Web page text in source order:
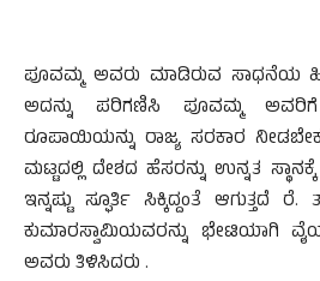
ಪೂವಮ್ಮ ಅವರು ಮಾಡಿರುವ ಸಾಧನೆಯ
ಅದನ್ನು ಪರಿಗಣಿಸಿ ಪೂವಮ್ಮ
ರೂಪಾಯಿಯನ್ನು ರಾಜ್ಯ ಸರಕಾರ
ಮಟ್ಟದಲ್ಲಿ ದೇಶದ ಹೆಸರನ್ನು ಉನ್ನತ
ಇನ್ನಷ್ಟು ಸ್ಫೂರ್ತಿ ಸಿಕ್ಕಿದ್ದಂತೆ ಆಗುತ್ತದೆ
ಕುಮಾರಸ್ವಾಮಿಯವರನ್ನು ಭೇಟಿಯಾಗಿ
ಅವರು ತಿಳಿಸಿದರು .